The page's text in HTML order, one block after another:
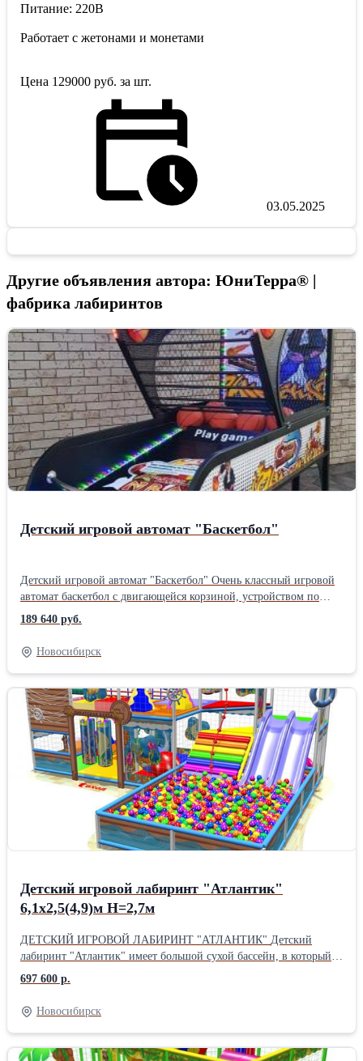
Питание: 220В
Работает с жетонами и монетами
Цена 129000 руб. за шт.
03.05.2025
Другие объявления автора: ЮниТерра® |
фабрика лабиринтов
Детский игровой автомат "Баскетбол"
Детский игровой автомат "Баскетбол" Очень классный игровой
автомат баскетбол с двигающейся корзиной, устройством по
выдаче призовых билетиков и красивой подсветкой. В автомате
установлен монетоприемник работающий с монетами или
жетонами. Электропитание автомата осуществляется от обычной
сети 220 вольт. Этот автомат прекрасное решение для
расширения Вашего бизнеса! Характеристики: Высота: 2,64м
Длина: 2,66м Ширина: 1,1м Питание: 220В Работает с жетонами
и монетами Цена 189640 руб. за шт.
189 640 руб.
Новосибирск
Детский игровой лабиринт "Атлантик"
6,1х2,5(4,9)м Н=2,7м
ДЕТСКИЙ ИГРОВОЙ ЛАБИРИНТ "АТЛАНТИК" Детский
лабиринт "Атлантик" имеет большой сухой бассейн, в который
выводит большая двускатная горка. Выход из бассейна может
быть наружу, за пределы лабиринта, либо обратно в лабиринт по
альпийскому подъему. Лабиринт интересен своим большим
бассейном, как значимым центром активности, вызывающим
повышенный интерес детей. И вместе с тем, насыщен
множеством классических игровых элементов, таких как
697 600 р.
Новосибирск